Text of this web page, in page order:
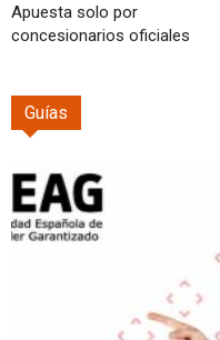
Apuesta solo por
concesionarios oficiales
Guías